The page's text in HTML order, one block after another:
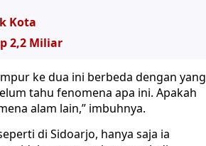
Kota
2,2 Miliar
ke dua ini berbeda dengan yang
tahu fenomena apa ini. Apakah
alam lain,” imbuhnya.
di Sidoarjo, hanya saja ia